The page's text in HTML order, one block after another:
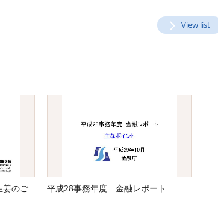
View list
姜のご
平成28事務年度 金融レポート